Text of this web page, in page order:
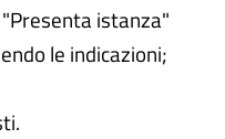
istanza"
le indicazioni;